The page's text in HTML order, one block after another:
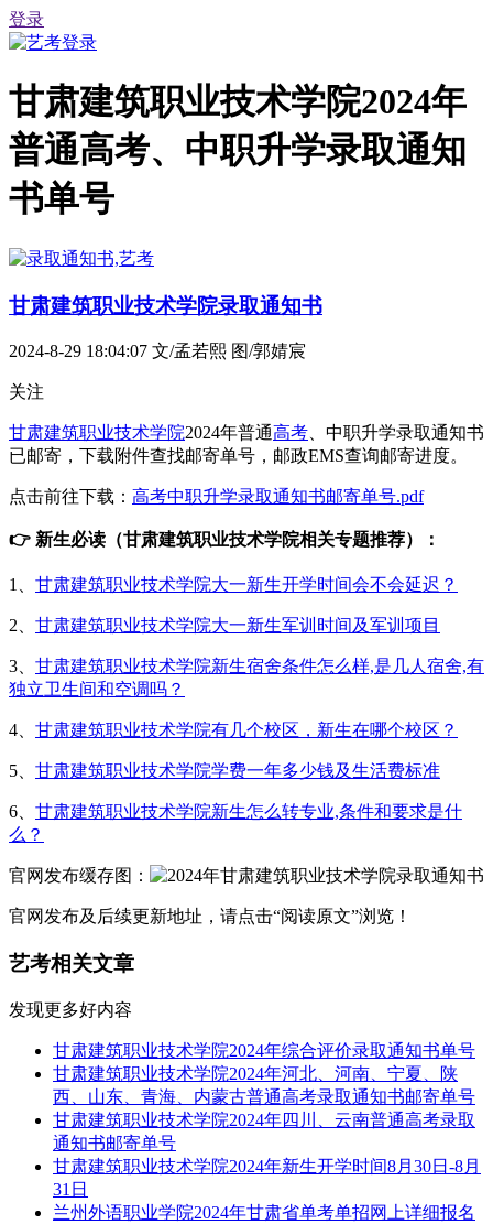
登录
甘肃建筑职业技术学院2024年
普通高考、中职升学录取通知
书单号
甘肃建筑职业技术学院录取通知书
2024-8-29 18:04:07 文/孟若熙 图/郭婧宸
关注
甘肃建筑职业技术学院2024年普通高考 、中职升学录取通知书
已邮寄，下载附件查找邮寄单号，邮政EMS查询邮寄进度。
点击前往下载： 高考中职升学录取通知书邮寄单号.pdf
👉 新生必读（甘肃建筑职业技术学院相关专题推荐）：
1、 甘肃建筑职业技术学院大一新生开学时间会不会延迟？
2、 甘肃建筑职业技术学院大一新生军训时间及军训项目
3、 甘肃建筑职业技术学院新生宿舍条件怎么样,是几人宿舍,有
独立卫生间和空调吗？
4、 甘肃建筑职业技术学院有几个校区，新生在哪个校区？
5、 甘肃建筑职业技术学院学费一年多少钱及生活费标准
6、 甘肃建筑职业技术学院新生怎么转专业,条件和要求是什
么？
官网发布缓存图：
官网发布及后续更新地址，请点击“阅读原文”浏览！
艺考相关文章
发现更多好内容
甘肃建筑职业技术学院2024年综合评价录取通知书单号
甘肃建筑职业技术学院2024年河北、河南、宁夏、陕
西、山东、青海、内蒙古普通高考录取通知书邮寄单号
甘肃建筑职业技术学院2024年四川、云南普通高考录取
通知书邮寄单号
甘肃建筑职业技术学院2024年新生开学时间8月30日-8月
31日
兰州外语职业学院2024年甘肃省单考单招网上详细报名